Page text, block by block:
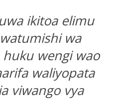
ikitoa elimu
wa
wengi wao
waliyopata
viwango vya